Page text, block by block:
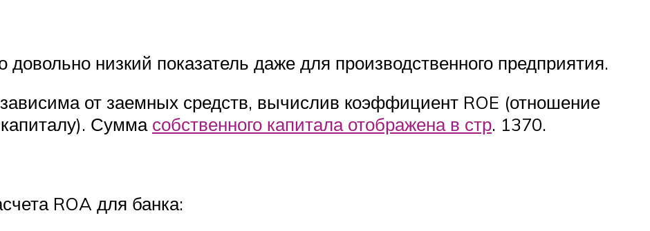
низкий показатель даже для производственного предприятия.
от заемных средств, вычислив коэффициент ROE (отношение
Сумма собственного капитала отображена в стр. 1370.
ROA для банка: